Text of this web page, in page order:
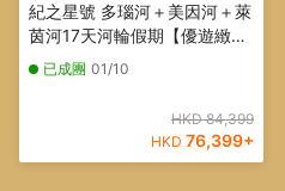
紀之星號 多瑙河＋美因河＋萊
茵河17天河輪假期【優遊緻
選】已成團 01/10
HKD 84,399
HKD 76,399+